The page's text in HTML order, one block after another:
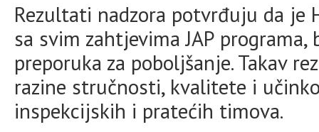
Rezultati nadzora potvrđuju da je
sa svim zahtjevima JAP
preporuka za poboljšanje. Takav
razine stručnosti, kvalitete i
inspekcijskih i pratećih timova.